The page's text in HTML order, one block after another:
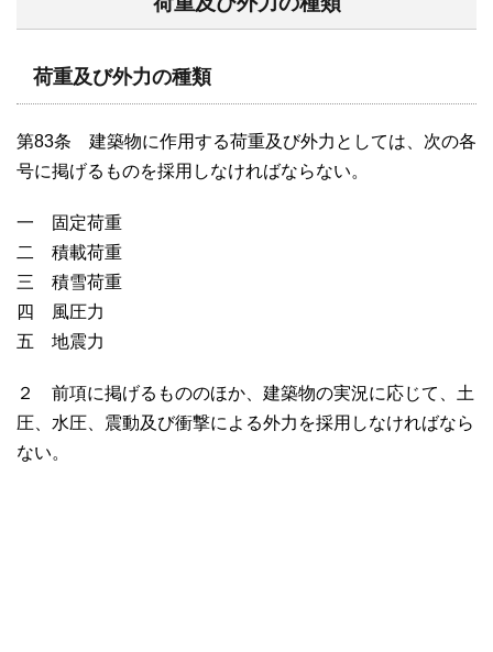
荷重及び外力の種類
第83条 建築物に作用する荷重及び外力としては、次の各
号に掲げるものを採用しなければならない。
一 固定荷重
二 積載荷重
三 積雪荷重
四 風圧力
五 地震力
２ 前項に掲げるもののほか、建築物の実況に応じて、土
圧、水圧、震動及び衝撃による外力を採用しなければなら
ない。